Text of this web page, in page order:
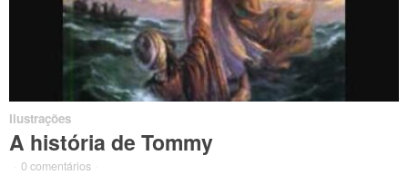
Ilustrações
A história de Tommy
0 comentários